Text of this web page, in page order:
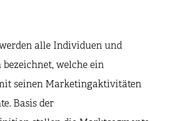
alle Individuen und
welche ein
seinen Marketingaktivitäten
Basis der